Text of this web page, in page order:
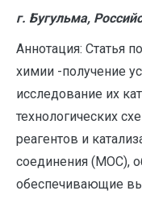
г. Бугульма,
Аннотация: Статья
химии -получение
исследование их
технологических
реагентов и
соединения (МОС),
обеспечивающие